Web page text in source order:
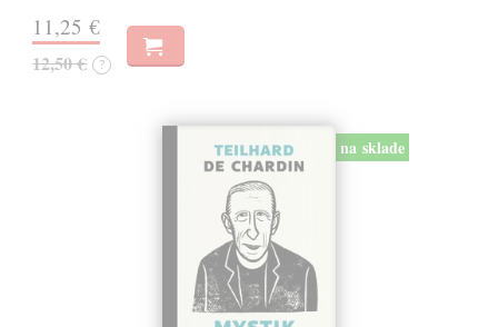
11,25 €
12,50 € ?
na sklade